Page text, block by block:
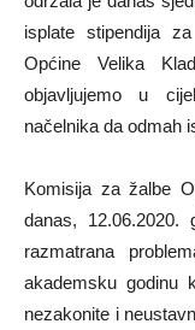
isplate stipendija
Općine Velika
objavljujemo u
načelnika da odmah
Komisija za žalbe
danas,
razmatrana
akademsku godinu
nezakonite i